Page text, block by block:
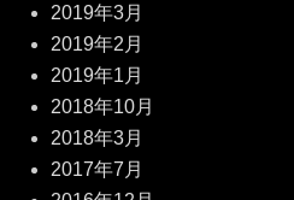
2019年3月
2019年2月
2019年1月
2018年10月
2018年3月
2017年7月